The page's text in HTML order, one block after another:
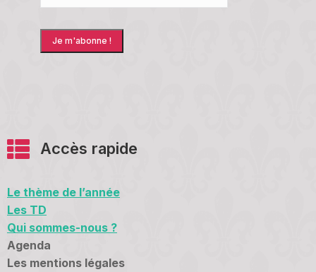
Accès rapide
Le thème de l’année
Les TD
Qui sommes-nous ?
Agenda
Les mentions légales